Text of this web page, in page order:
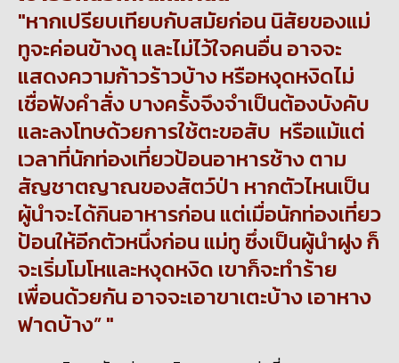
หากเปรียบเทียบกับสมัยก่อน นิสัยของแม่
ทูจะค่อนข้างดุ และไม่ไว้ใจคนอื่น อาจจะ
แสดงความก้าวร้าวบ้าง หรือหงุดหงิดไม่
เชื่อฟังคำสั่ง บางครั้งจึงจำเป็นต้องบังคับ
และลงโทษด้วยการใช้ตะขอสับ หรือแม้แต่
เวลาที่นักท่องเที่ยวป้อนอาหารช้าง ตาม
สัญชาตญาณของสัตว์ป่า หากตัวไหนเป็น
ผู้นำจะได้กินอาหารก่อน แต่เมื่อนักท่องเที่ยว
ป้อนให้อีกตัวหนึ่งก่อน แม่ทู ซึ่งเป็นผู้นำฝูง ก็
จะเริ่มโมโหและหงุดหงิด เขาก็จะทำร้าย
เพื่อนด้วยกัน อาจจะเอาขาเตะบ้าง เอาหาง
ฟาดบ้าง”